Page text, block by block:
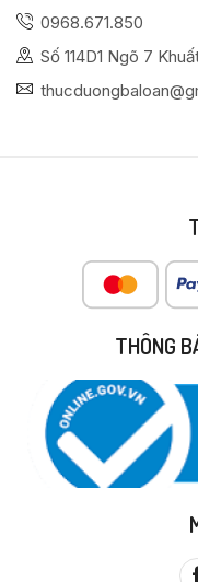
0968.671.850
Số 114D1 Ngõ 7
THÔNG